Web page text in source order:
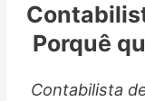
Porquê
Contabilista